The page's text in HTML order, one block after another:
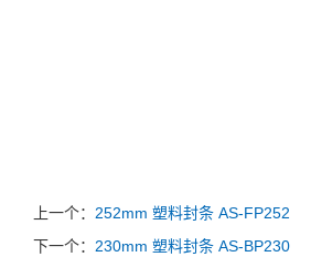
上一个： 252mm 塑料封条 AS-FP252
下一个： 230mm 塑料封条 AS-BP230